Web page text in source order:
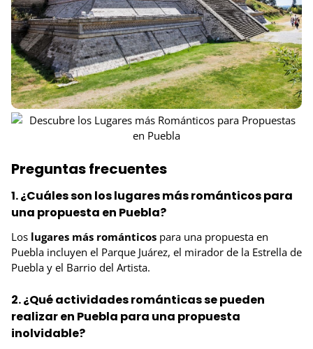
Preguntas frecuentes
1. ¿Cuáles son los lugares más románticos para
una propuesta en Puebla?
Los lugares más románticos para una propuesta en
Puebla incluyen el Parque Juárez, el mirador de la Estrella de
Puebla y el Barrio del Artista.
2. ¿Qué actividades románticas se pueden
realizar en Puebla para una propuesta
inolvidable?